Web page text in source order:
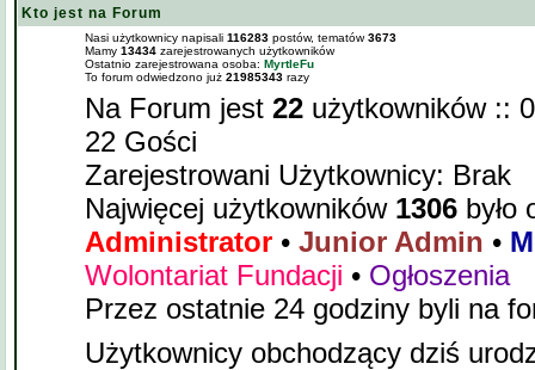
Kto jest na Forum
Nasi użytkownicy napisali 116283 postów, tematów3673
Mamy 13434 zarejestrowanych użytkowników
Ostatnio zarejestrowana osoba: MyrtleFu
To forum odwiedzono już 21985343 razy
Na Forum jest 22 użytkowników ::
22 Gości
Zarejestrowani Użytkownicy: Brak
Najwięcej użytkowników 1306 było
Administrator • Junior Admin •
Wolontariat Fundacji • Ogłoszenia
Przez ostatnie 24 godziny byli na
Użytkownicy obchodzący dziś